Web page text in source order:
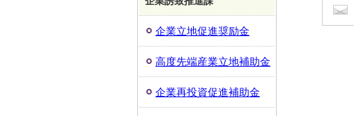
企業立地促進奨励金
高度先端産業立地補助金
企業再投資促進補助金